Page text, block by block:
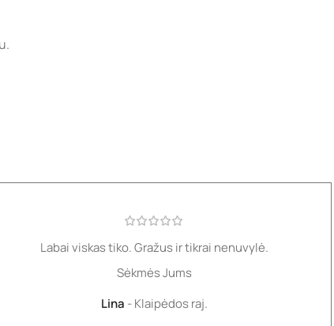
Labai viskas tiko. Gražus ir tikrai nenuvylė.
Sėkmės Jums
Lina
Klaipėdos raj.